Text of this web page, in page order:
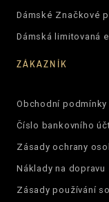
Dámské Značkové
Dámská limitovaná
ZÁKAZNÍK
Obchodní podmínky
Číslo bankovního
Zásady ochrany
Náklady na dopravu
Zásady používání